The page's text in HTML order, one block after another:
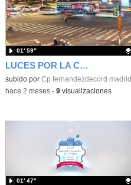
LUCES POR LA CALLE
Contenido educativo.
subido por Cp fernandezdecord madrid
01′ 59″
-hace 2 meses- 9visualizaciones
01′ 47″